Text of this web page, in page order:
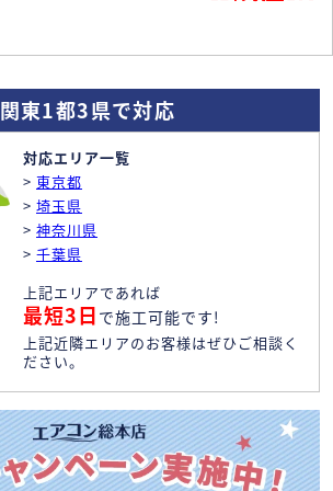
関東1都3県で対応
対応エリア一覧
> 東京都
> 埼玉県
> 神奈川県
> 千葉県
上記エリアであれば
最短3日 で施工可能です!
上記近隣エリアのお客様はぜひご相談く
ださい。